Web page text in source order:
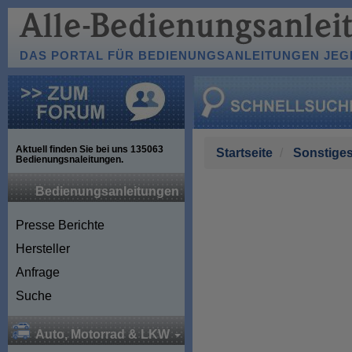
DAS PORTAL FÜR BEDIENUNGSANLEITUNGEN
Aktuell finden Sie bei uns 135063
Bedienungsnaleitungen.
Bedienungsanleitungen
Presse Berichte
Hersteller
Anfrage
Suche
Auto, Motorrad & LKW
Startseite Sonstiges